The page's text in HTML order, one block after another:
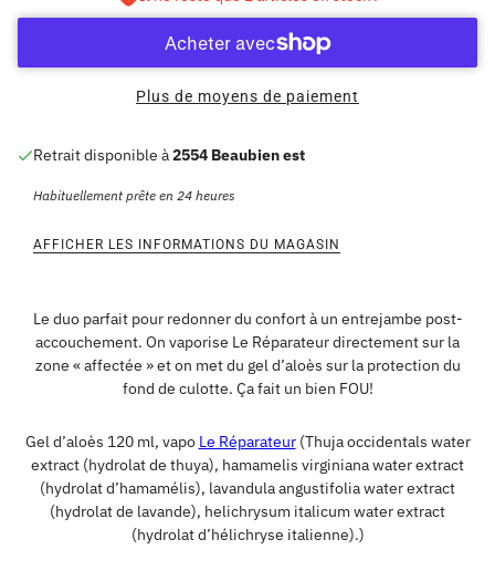
Plus de moyens de paiement
Retrait disponible à2554 Beaubien est
Habituellement prête en 24 heures
AFFICHER LES INFORMATIONS DU MAGASIN
Le duo parfait pour redonner du confort à un entrejambe post-
accouchement. On vaporise Le Réparateur directement sur la
zone « affectée » et on met du gel d’aloès sur la protection du
fond de culotte. Ça fait un bien FOU!
Gel d’aloès 120 ml, vapo Le Réparateur(Thuja occidentals water
extract (hydrolat de thuya), hamamelis virginiana water extract
(hydrolat d’hamamélis), lavandula angustifolia water extract
(hydrolat de lavande), helichrysum italicum water extract
(hydrolat d’hélichryse italienne).)